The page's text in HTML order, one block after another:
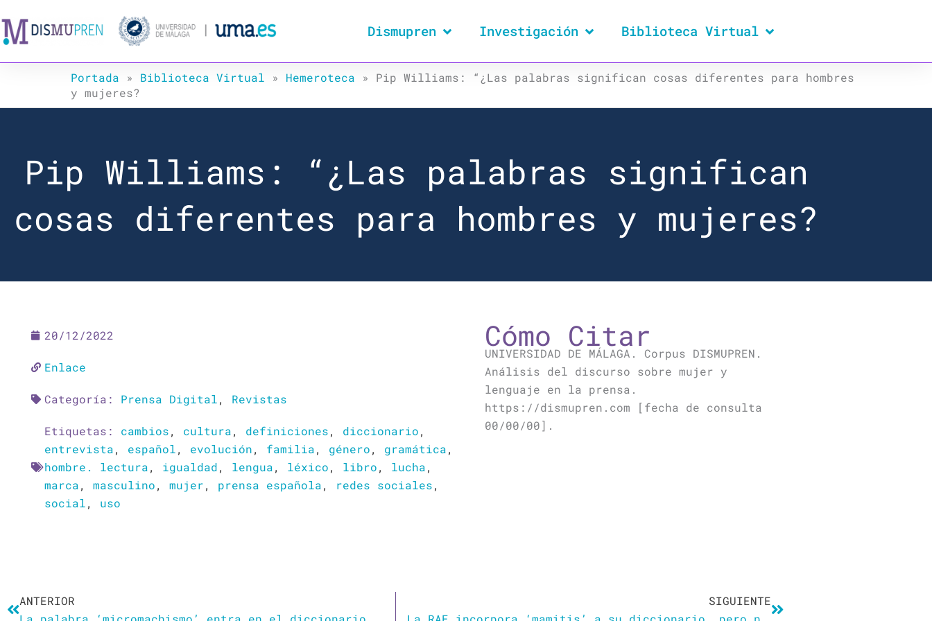
al
contenido
Dismupren Investigación Biblioteca Virtual
Portada » Biblioteca Virtual » Hemeroteca » Pip Williams: “¿Las palabras significan cosas diferentes para hombres
y mujeres?
Pip Williams: “¿Las palabras significan
cosas diferentes para hombres y mujeres?
20/12/2022
Enlace
Categoría: Prensa Digital, Revistas
Etiquetas: cambios, cultura, definiciones, diccionario,
entrevista, español, evolución, familia, género, gramática,
hombre. lectura, igualdad, lengua, léxico, libro, lucha,
marca, masculino, mujer, prensa española, redes sociales,
social, uso
Cómo Citar
UNIVERSIDAD DE MÁLAGA. Corpus DISMUPREN.
Análisis del discurso sobre mujer y
lenguaje en la prensa.
https://dismupren.com [fecha de consulta
00/00/00].
ANTERIOR
SIGUIENTE